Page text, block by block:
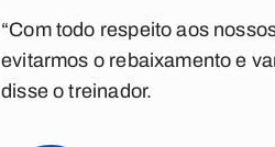
“Com todo respeito aos
evitarmos o rebaixamento e
disse o treinador.